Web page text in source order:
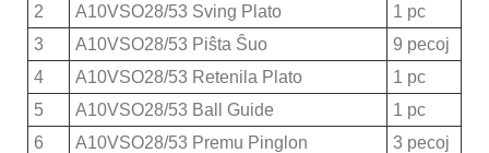
2
A10VSO28/53 Sving Plato
1 pc
3
A10VSO28/53 Piŝta Ŝuo
9 pecoj
4
A10VSO28/53 Retenila Plato
1 pc
5
A10VSO28/53 Ball Guide
1 pc
6
A10VSO28/53 Premu Pinglon
3 pecoj